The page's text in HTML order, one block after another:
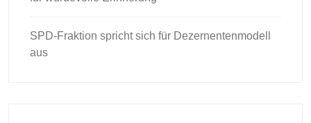
SPD-Fraktion spricht sich für Dezernentenmodell
aus